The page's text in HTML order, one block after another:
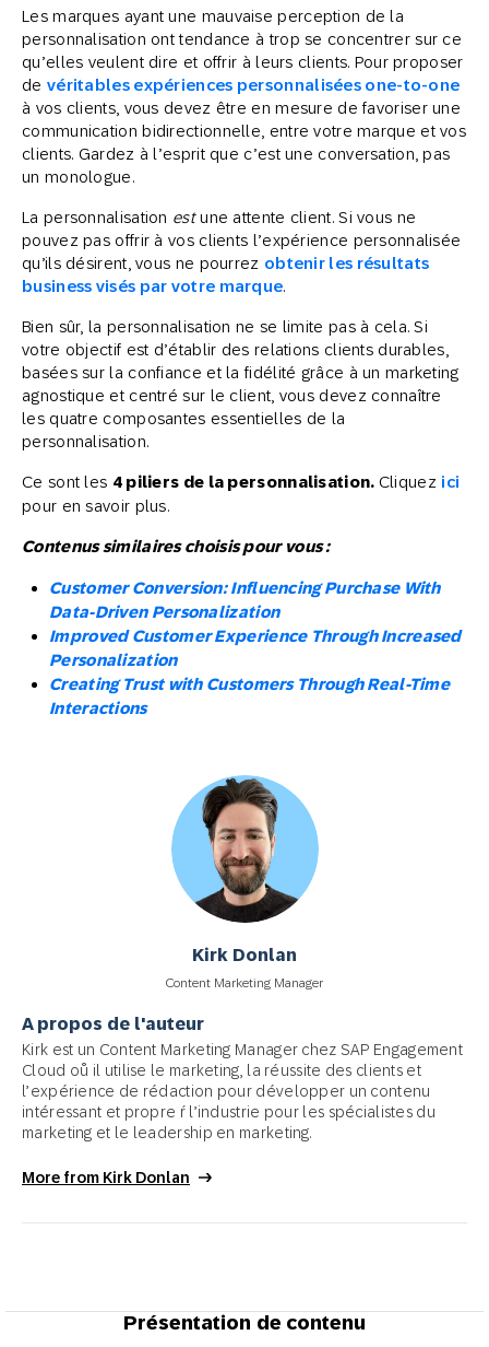
Les marques ayant une mauvaise perception de la
personnalisation ont tendance à trop se concentrer sur ce
qu’elles veulent dire et offrir à leurs clients. Pour proposer
de véritables expériences personnalisées one-to-one
à vos clients, vous devez être en mesure de favoriser une
communication bidirectionnelle, entre votre marque et vos
clients. Gardez à l’esprit que c’est une conversation, pas
un monologue.
La personnalisation estune attente client. Si vous ne
pouvez pas offrir à vos clients l’expérience personnalisée
qu’ils désirent, vous ne pourrez obtenir les résultats
business visés par votre marque.
Bien sûr, la personnalisation ne se limite pas à cela. Si
votre objectif est d’établir des relations clients durables,
basées sur la confiance et la fidélité grâce à un marketing
agnostique et centré sur le client, vous devez connaître
les quatre composantes essentielles de la
personnalisation.
Ce sont les 4 piliers de la personnalisation. Cliquez ici
pour en savoir plus.
Contenus similaires choisis pour vous :
Customer Conversion: Influencing Purchase With
Data-Driven Personalization
Improved Customer Experience Through Increased
Personalization
Creating Trust with Customers Through Real-Time
Interactions
Kirk Donlan
Content Marketing Manager
A propos de l'auteur
Kirk est un Content Marketing Manager chez SAP Engagement
Cloud oů il utilise le marketing, la réussite des clients et
l’expérience de rédaction pour développer un contenu
intéressant et propre ŕ l’industrie pour les spécialistes du
marketing et le leadership en marketing.
More from Kirk Donlan
Présentation de contenu